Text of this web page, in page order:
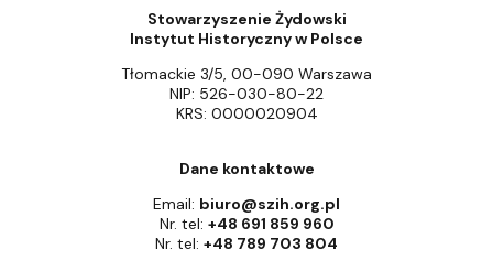
Stowarzyszenie Żydowski
Instytut Historyczny w Polsce
Tłomackie 3/5, 00-090 Warszawa
NIP: 526-030-80-22
KRS: 0000020904
Dane kontaktowe
Email: biuro@szih.org.pl
Nr. tel: +48 691 859 960
Nr. tel: +48 789 703 804